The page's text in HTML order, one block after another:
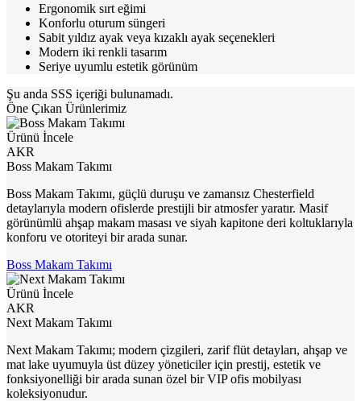
Ergonomik sırt eğimi
Konforlu oturum süngeri
Sabit yıldız ayak veya kızaklı ayak seçenekleri
Modern iki renkli tasarım
Seriye uyumlu estetik görünüm
Şu anda SSS içeriği bulunamadı.
Öne Çıkan Ürünlerimiz
Ürünü İncele
AKR
Boss Makam Takımı
Boss Makam Takımı, güçlü duruşu ve zamansız Chesterfield
detaylarıyla modern ofislerde prestijli bir atmosfer yaratır. Masif
görünümlü ahşap makam masası ve siyah kapitone deri koltuklarıyla
konforu ve otoriteyi bir arada sunar.
Boss Makam Takımı
Ürünü İncele
AKR
Next Makam Takımı
Next Makam Takımı; modern çizgileri, zarif flüt detayları, ahşap ve
mat lake uyumuyla üst düzey yöneticiler için prestij, estetik ve
fonksiyonelliği bir arada sunan özel bir VIP ofis mobilyası
koleksiyonudur.